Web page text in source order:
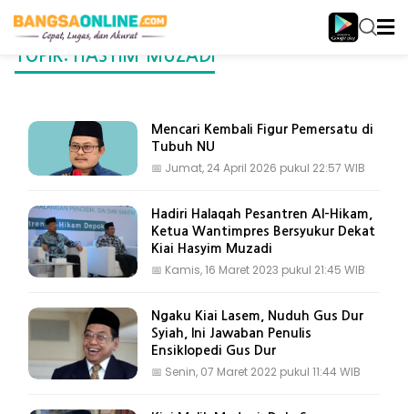
TOPIK: HASYIM-MUZADI
Mencari Kembali Figur Pemersatu di
Tubuh NU
📅 Jumat, 24 April 2026 pukul 22:57 WIB
Hadiri Halaqah Pesantren Al-Hikam,
Ketua Wantimpres Bersyukur Dekat
Kiai Hasyim Muzadi
📅 Kamis, 16 Maret 2023 pukul 21:45 WIB
Ngaku Kiai Lasem, Nuduh Gus Dur
Syiah, Ini Jawaban Penulis
Ensiklopedi Gus Dur
📅 Senin, 07 Maret 2022 pukul 11:44 WIB